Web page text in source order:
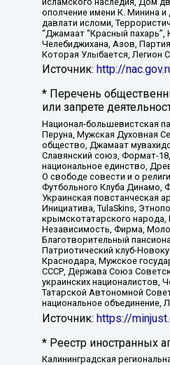
ополчение имени К. Минина
давлати исломи,
“Джамаат “Красный пахарь”,
Челебиджихана, Азов,
Которая Улыбается, Легион
Источник: http://
* Перечень
или запрете
Национал-большевистская
Перуна, Мужская Духовная
общество, Джамаат
Славянский союз, Формат-
национальное единство,
О свободе совести и о
Футбольного Клуба Динамо,
Украинская повстанческая
Инициатива, TulaSkins,
крымскотатарского
Независимость, Фирма,
Благотворительный
Патриотический клуб-
Краснодара, Мужское
СССР, Держава Союз
украинских националистов,
Татарской Автономной
национальное объединение,
Источник: https://
* Реестр иностранных
Калининградская региональная общественная организация "Экозащита!-Женсовет", Фонд содействия защите прав и свобод граждан "Общественный вердикт", Фонд "Институт Развития Свободы Информации", Частное учреждение "Информационное агентство МЕМО. РУ", Региональная общественная организация "Общественная комиссия по сохранению наследия академика Сахарова", Фонд поддержки свободы прессы, Санкт-Петербургская общественная правозащитная организация "Гражданский контроль", Межрегиональная общественная организация "Информационно-просветительский центр "Мемориал", Региональный Фонд "Центр Защиты Прав Средств Массовой Информации", с 05.12.2023 Фонд "Центр Защиты Прав Средств массовой информации", Региональная общественная благотворительная организация помощи беженцам и мигрантам "Гражданское содействие", Негосударственное образовательное учреждение дополнительного профессионального образования (повышение квалификации) специалистов "АКАДЕМИЯ ПО ПРАВАМ ЧЕЛОВЕКА", Свердловская региональная общественная организация "Сутяжник", Автономная некоммерческая организация "Центр независимых социологических исследований", Союз общественных объединений "Российский исследовательский центр по правам человека", Региональное общественное учреждение научно-информационный центр "МЕМОРИАЛ", Некоммерческая организация "Фонд защиты гласности", Автономная некоммерческая организация "Институт прав человека", Городская общественная организация "Екатеринбургское